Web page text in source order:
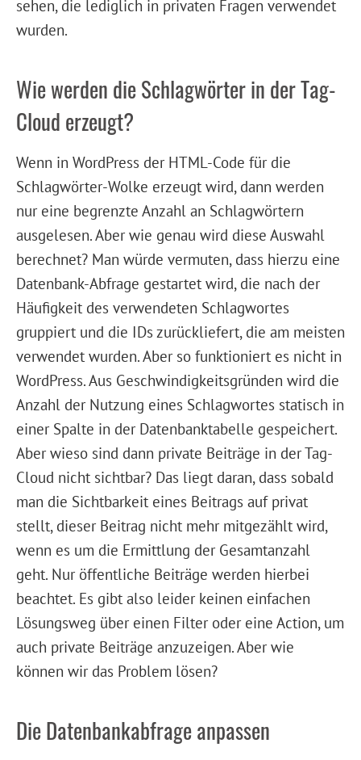
sehen, die lediglich in privaten Fragen verwendet
wurden.
Wie werden die Schlagwörter in der Tag-
Cloud erzeugt?
Wenn in WordPress der HTML-Code für die
Schlagwörter-Wolke erzeugt wird, dann werden
nur eine begrenzte Anzahl an Schlagwörtern
ausgelesen. Aber wie genau wird diese Auswahl
berechnet? Man würde vermuten, dass hierzu eine
Datenbank-Abfrage gestartet wird, die nach der
Häufigkeit des verwendeten Schlagwortes
gruppiert und die IDs zurückliefert, die am meisten
verwendet wurden. Aber so funktioniert es nicht in
WordPress. Aus Geschwindigkeitsgründen wird die
Anzahl der Nutzung eines Schlagwortes statisch in
einer Spalte in der Datenbanktabelle gespeichert.
Aber wieso sind dann private Beiträge in der Tag-
Cloud nicht sichtbar? Das liegt daran, dass sobald
man die Sichtbarkeit eines Beitrags auf privat
stellt, dieser Beitrag nicht mehr mitgezählt wird,
wenn es um die Ermittlung der Gesamtanzahl
geht. Nur öffentliche Beiträge werden hierbei
beachtet. Es gibt also leider keinen einfachen
Lösungsweg über einen Filter oder eine Action, um
auch private Beiträge anzuzeigen. Aber wie
können wir das Problem lösen?
Die Datenbankabfrage anpassen